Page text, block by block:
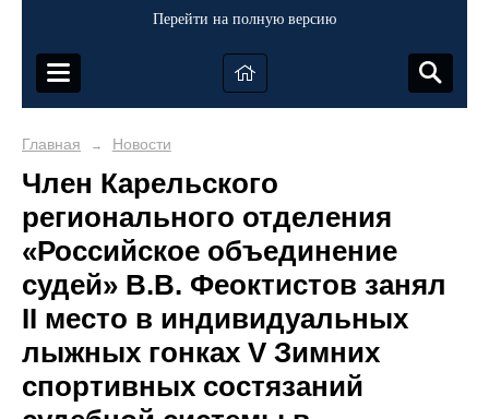
Перейти на полную версию
Главная → Новости
Член Карельского
регионального отделения
«Российское объединение
судей» В.В. Феоктистов занял
II место в индивидуальных
лыжных гонках V Зимних
спортивных состязаний